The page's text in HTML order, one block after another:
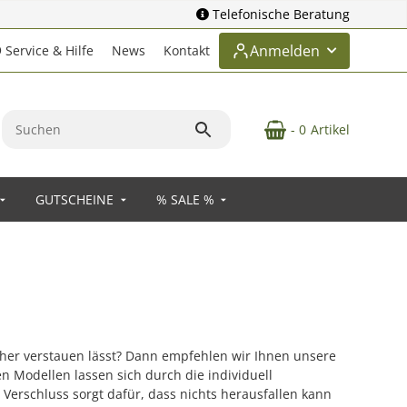
Telefonische Beratung
Service & Hilfe News Kontakt Anmelden
- 0 Artikel
GUTSCHEINE % SALE %
verstauen lässt? Dann empfehlen wir Ihnen unsere
Modellen lassen sich durch die individuell
sorgt dafür, dass nichts herausfallen kann